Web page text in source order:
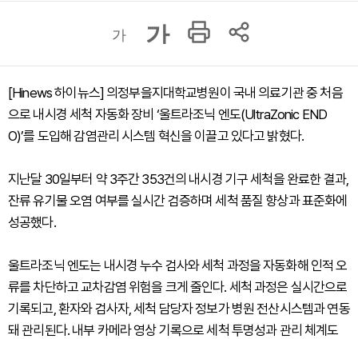
가 가
[Hinews 하이뉴스] 의정부을지대학교병원이 국내 의료기관 중 처음
으로 내시경 세척 자동화 장비 ‘울트라조닉 엔도(UltraZonic END
O)’를 도입해 감염관리 시스템 혁신을 이끌고 있다고 밝혔다.
지난달 30일부터 약 3주간 353건의 내시경 기구 세척을 완료한 결과,
잔류 유기물 오염 여부를 실시간 검증하며 세척 품질 향상과 표준화에
성공했다.
울트라조닉 엔도는 내시경 누수 검사와 세척 과정을 자동화해 인적 오
류를 차단하고 교차감염 위험을 크게 줄인다. 세척 과정은 실시간으로
기록되고, 환자와 검사자, 세척 담당자 정보가 병원 전산시스템과 연동
돼 관리된다. 내부 카메라 영상 기록으로 세척 투명성과 관리 체계도